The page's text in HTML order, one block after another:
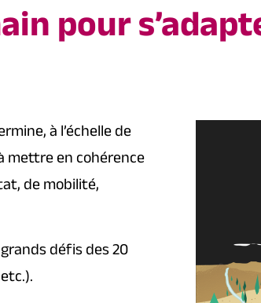
pour
à l’échelle de
mettre en cohérence
de mobilité,
défis des 20